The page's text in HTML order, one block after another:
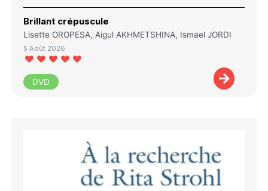
Brillant crépuscule
Lisette OROPESA, Aigul AKHMETSHINA, Ismael JORDI
5 Août 2026
DVD